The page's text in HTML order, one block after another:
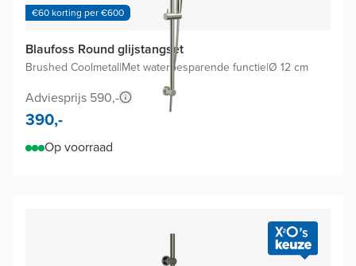
€60 korting per €600
Blaufoss Round glijstangset
Brushed Coolmetal|Met waterbesparende functie|Ø 12 cm
Adviesprijs 590,-
390,-
Op voorraad